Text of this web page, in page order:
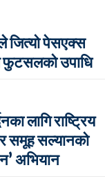
जित्यो पेसएक्स
फुटसलको उपाधि
लागि राष्ट्रिय
समूह सल्यानको
अभियान